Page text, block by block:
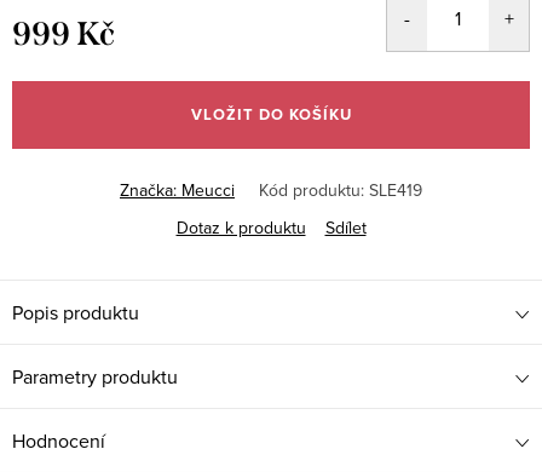
999 Kč
cena:
VLOŽIT DO KOŠÍKU
Značka: Meucci Kód produktu: SLE419
Dotaz k produktu
Sdílet
Popis produktu
Parametry produktu
Hodnocení